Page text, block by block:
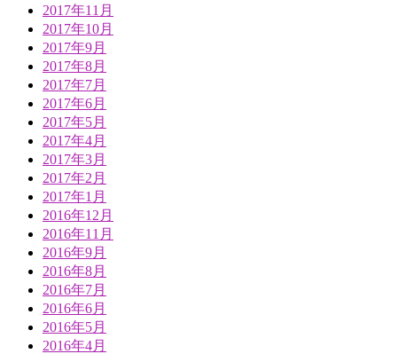
2017年11月
2017年10月
2017年9月
2017年8月
2017年7月
2017年6月
2017年5月
2017年4月
2017年3月
2017年2月
2017年1月
2016年12月
2016年11月
2016年9月
2016年8月
2016年7月
2016年6月
2016年5月
2016年4月